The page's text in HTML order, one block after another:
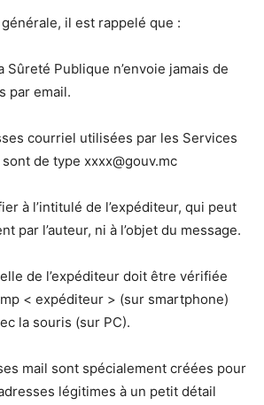
il est rappelé que :
Sûreté Publique n’envoie jamais de
par email.
courriel utilisées par les Services
de type xxxx@gouv.mc
à l’intitulé de l’expéditeur, qui peut
par l’auteur, ni à l’objet du message.
de l’expéditeur doit être vérifiée
< expéditeur > (sur smartphone)
la souris (sur PC).
mail sont spécialement créées pour
légitimes à un petit détail